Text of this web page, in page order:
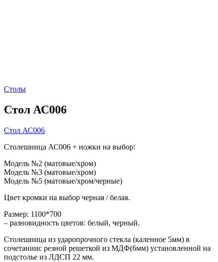
Столы
Стол АС006
Стол АС006
Столешница АС006 + ножки на выбор:
Модель №2 (матовые/хром)
Модель №3 (матовые/хром)
Модель №5 (матовые/хром/черные)
Цвет кромки на выбор черная / белая.
Размер: 1100*700
– разновидность цветов: белый, черный.
Столешница из ударопрочного стекла (каленное 5мм) в
сочетаниис резной решеткой из МДФ(6мм) установленной на
подстолье из ЛДСП 22 мм.